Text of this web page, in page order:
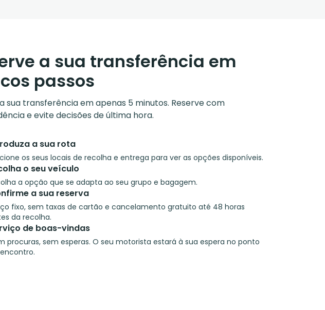
a sua transferência em
passos
sua transferência em apenas 5 minutos. Reserve com
e evite decisões de última hora.
a sua rota
os seus locais de recolha e entrega para ver as opções disponíveis.
o seu veículo
a opção que se adapta ao seu grupo e bagagem.
a sua reserva
fixo, sem taxas de cartão e cancelamento gratuito até 48 horas
da recolha.
de boas-vindas
procuras, sem esperas. O seu motorista estará à sua espera no ponto